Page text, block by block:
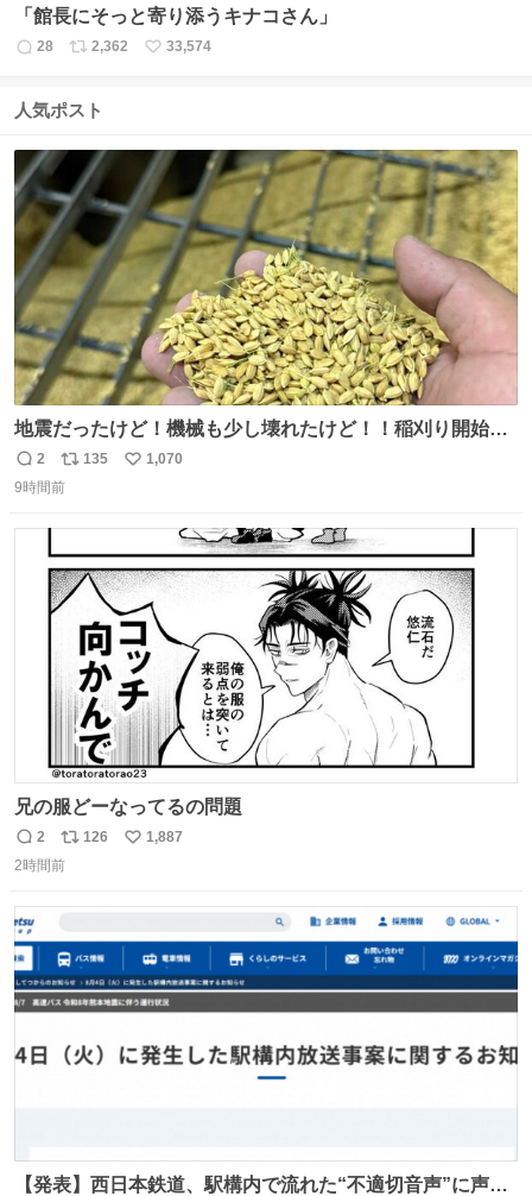
「館長にそっと寄り添うキナコさん」
返
数
28
リ
ス
数
2,362
い
33,574
人気ポスト
地震だったけど！機械も少し壊れたけど！！稲刈り開始
や！！！🌾 米食べてね！！！！！www たかきライスセン
ター起動します😂
返
信
2
リ
ポ
数
135
い
1,070
9時間前
兄の服どーなってるの問題
返
信
2
リ
ポ
数
126
い
1,887
2時間前
【発表】西日本鉄道、駅構内で流れた“不適切音声”に声明